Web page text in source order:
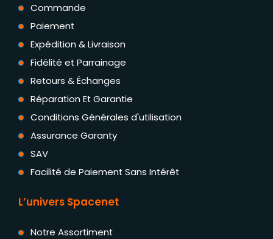
Commande
Paiement
Expédition & Livraison
Fidélité et Parrainage
Retours & Échanges
Réparation Et Garantie
Conditions Générales d'utilisation
Assurance Garanty
SAV
Facilité de Paiement Sans Intérêt
L’univers Spacenet
Notre Assortiment